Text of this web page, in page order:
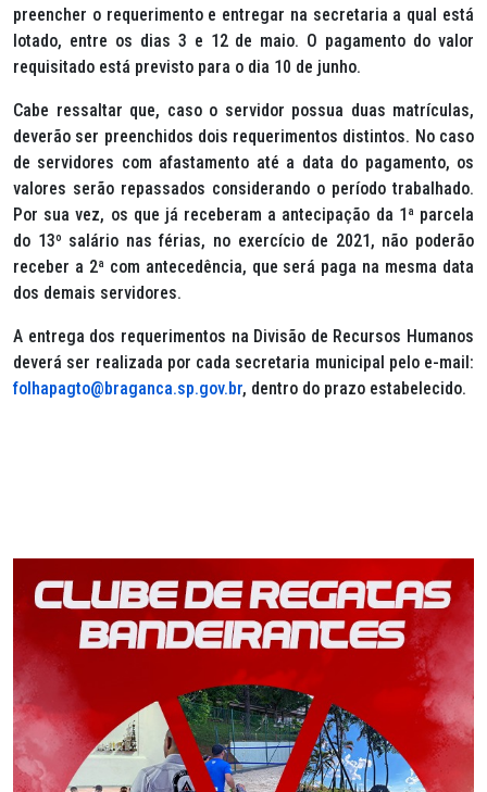
preencher o requerimento e entregar na secretaria a qual está
lotado, entre os dias 3 e 12 de maio. O pagamento do valor
requisitado está previsto para o dia 10 de junho.
Cabe ressaltar que, caso o servidor possua duas matrículas,
deverão ser preenchidos dois requerimentos distintos. No caso
de servidores com afastamento até a data do pagamento, os
valores serão repassados considerando o período trabalhado.
Por sua vez, os que já receberam a antecipação da 1ª parcela
do 13º salário nas férias, no exercício de 2021, não poderão
receber a 2ª com antecedência, que será paga na mesma data
dos demais servidores.
A entrega dos requerimentos na Divisão de Recursos Humanos
deverá ser realizada por cada secretaria municipal pelo e-mail:
folhapagto@braganca.sp.gov.br, dentro do prazo estabelecido.